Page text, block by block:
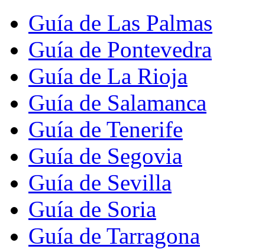
Guía de Las Palmas
Guía de Pontevedra
Guía de La Rioja
Guía de Salamanca
Guía de Tenerife
Guía de Segovia
Guía de Sevilla
Guía de Soria
Guía de Tarragona